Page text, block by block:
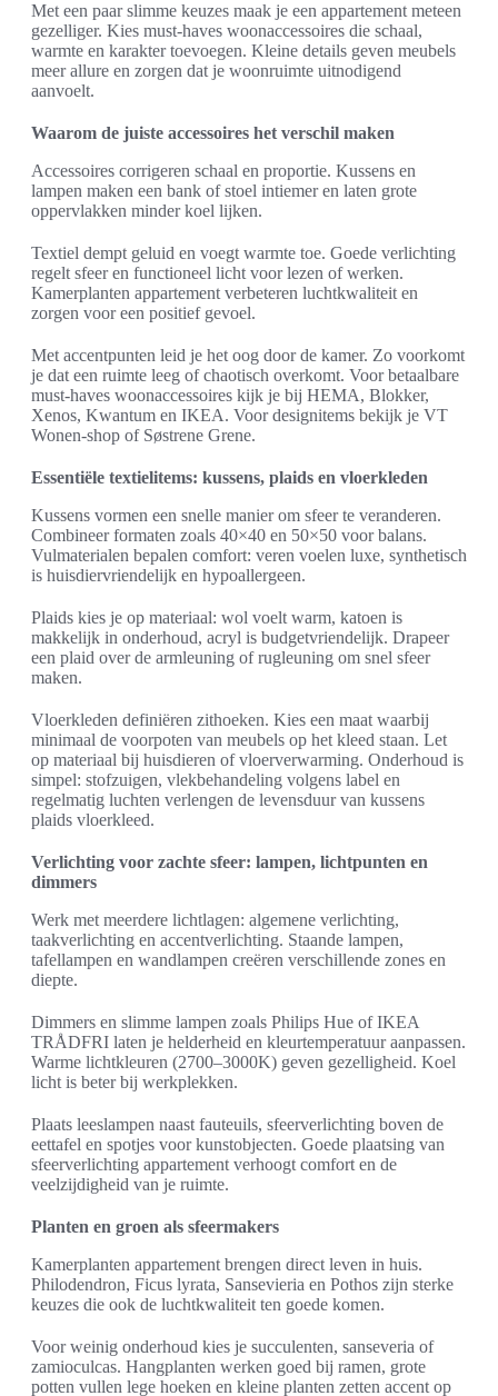
Met een paar slimme keuzes maak je een appartement meteen
gezelliger. Kies must-haves woonaccessoires die schaal,
warmte en karakter toevoegen. Kleine details geven meubels
meer allure en zorgen dat je woonruimte uitnodigend
aanvoelt.
Waarom de juiste accessoires het verschil maken
Accessoires corrigeren schaal en proportie. Kussens en
lampen maken een bank of stoel intiemer en laten grote
oppervlakken minder koel lijken.
Textiel dempt geluid en voegt warmte toe. Goede verlichting
regelt sfeer en functioneel licht voor lezen of werken.
Kamerplanten appartement verbeteren luchtkwaliteit en
zorgen voor een positief gevoel.
Met accentpunten leid je het oog door de kamer. Zo voorkomt
je dat een ruimte leeg of chaotisch overkomt. Voor betaalbare
must-haves woonaccessoires kijk je bij HEMA, Blokker,
Xenos, Kwantum en IKEA. Voor designitems bekijk je VT
Wonen-shop of Søstrene Grene.
Essentiële textielitems: kussens, plaids en vloerkleden
Kussens vormen een snelle manier om sfeer te veranderen.
Combineer formaten zoals 40×40 en 50×50 voor balans.
Vulmaterialen bepalen comfort: veren voelen luxe, synthetisch
is huisdiervriendelijk en hypoallergeen.
Plaids kies je op materiaal: wol voelt warm, katoen is
makkelijk in onderhoud, acryl is budgetvriendelijk. Drapeer
een plaid over de armleuning of rugleuning om snel sfeer
maken.
Vloerkleden definiëren zithoeken. Kies een maat waarbij
minimaal de voorpoten van meubels op het kleed staan. Let
op materiaal bij huisdieren of vloerverwarming. Onderhoud is
simpel: stofzuigen, vlekbehandeling volgens label en
regelmatig luchten verlengen de levensduur van kussens
plaids vloerkleed.
Verlichting voor zachte sfeer: lampen, lichtpunten en
dimmers
Werk met meerdere lichtlagen: algemene verlichting,
taakverlichting en accentverlichting. Staande lampen,
tafellampen en wandlampen creëren verschillende zones en
diepte.
Dimmers en slimme lampen zoals Philips Hue of IKEA
TRÅDFRI laten je helderheid en kleurtemperatuur aanpassen.
Warme lichtkleuren (2700–3000K) geven gezelligheid. Koel
licht is beter bij werkplekken.
Plaats leeslampen naast fauteuils, sfeerverlichting boven de
eettafel en spotjes voor kunstobjecten. Goede plaatsing van
sfeerverlichting appartement verhoogt comfort en de
veelzijdigheid van je ruimte.
Planten en groen als sfeermakers
Kamerplanten appartement brengen direct leven in huis.
Philodendron, Ficus lyrata, Sansevieria en Pothos zijn sterke
keuzes die ook de luchtkwaliteit ten goede komen.
Voor weinig onderhoud kies je succulenten, sanseveria of
zamioculcas. Hangplanten werken goed bij ramen, grote
potten vullen lege hoeken en kleine planten zetten accent op